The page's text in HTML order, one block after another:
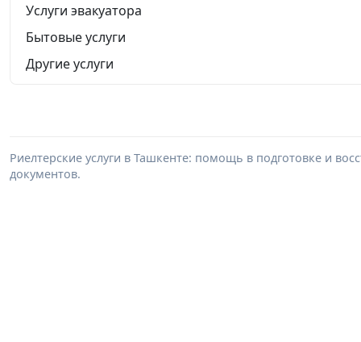
Услуги эвакуатора
Бытовые услуги
Другие услуги
Риелтерские услуги в Ташкенте: помощь в подготовке и
документов.